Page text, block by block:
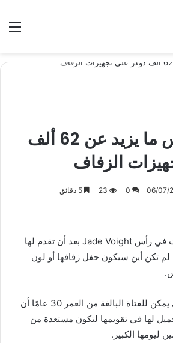
تنفق العرائس ما يزيد عن 62 ألف
الزفاف
06/07/
0
23
الفكرة الأولى التي برزت في رأس Jade Voight بعد أن تقدم لها
لم تكن أين سيكون حفل زفافها أو لون
كان هذا هو المكان الذي يمكن للفتاة البالغة من العمر 30 عامًا أن
لها في تقويمها لتكون مستعدة من
ليومها الكبير.